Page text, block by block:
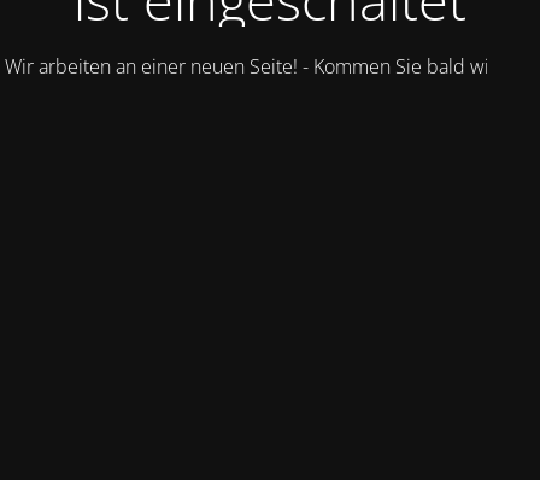
Wir arbeiten an einer neuen Seite! - Kommen Sie bald wieder.